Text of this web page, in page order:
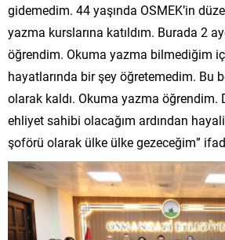
gidemedim. 44 yaşında OSMEK’in
yazma kurslarına katıldım. Burada 2
öğrendim. Okuma yazma bilmediğim
hayatlarında bir şey öğretemedim. Bu
olarak kaldı. Okuma yazma öğrendim.
ehliyet sahibi olacağım ardından
şoförü olarak ülke ülke gezeceğim”